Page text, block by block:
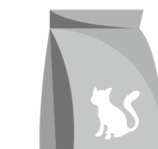
Обследование
Лаборатория